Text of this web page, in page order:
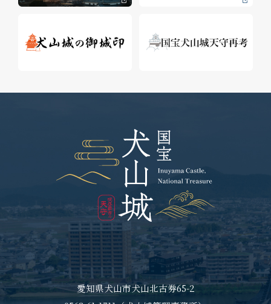
愛知県犬山市犬山北古券65-2